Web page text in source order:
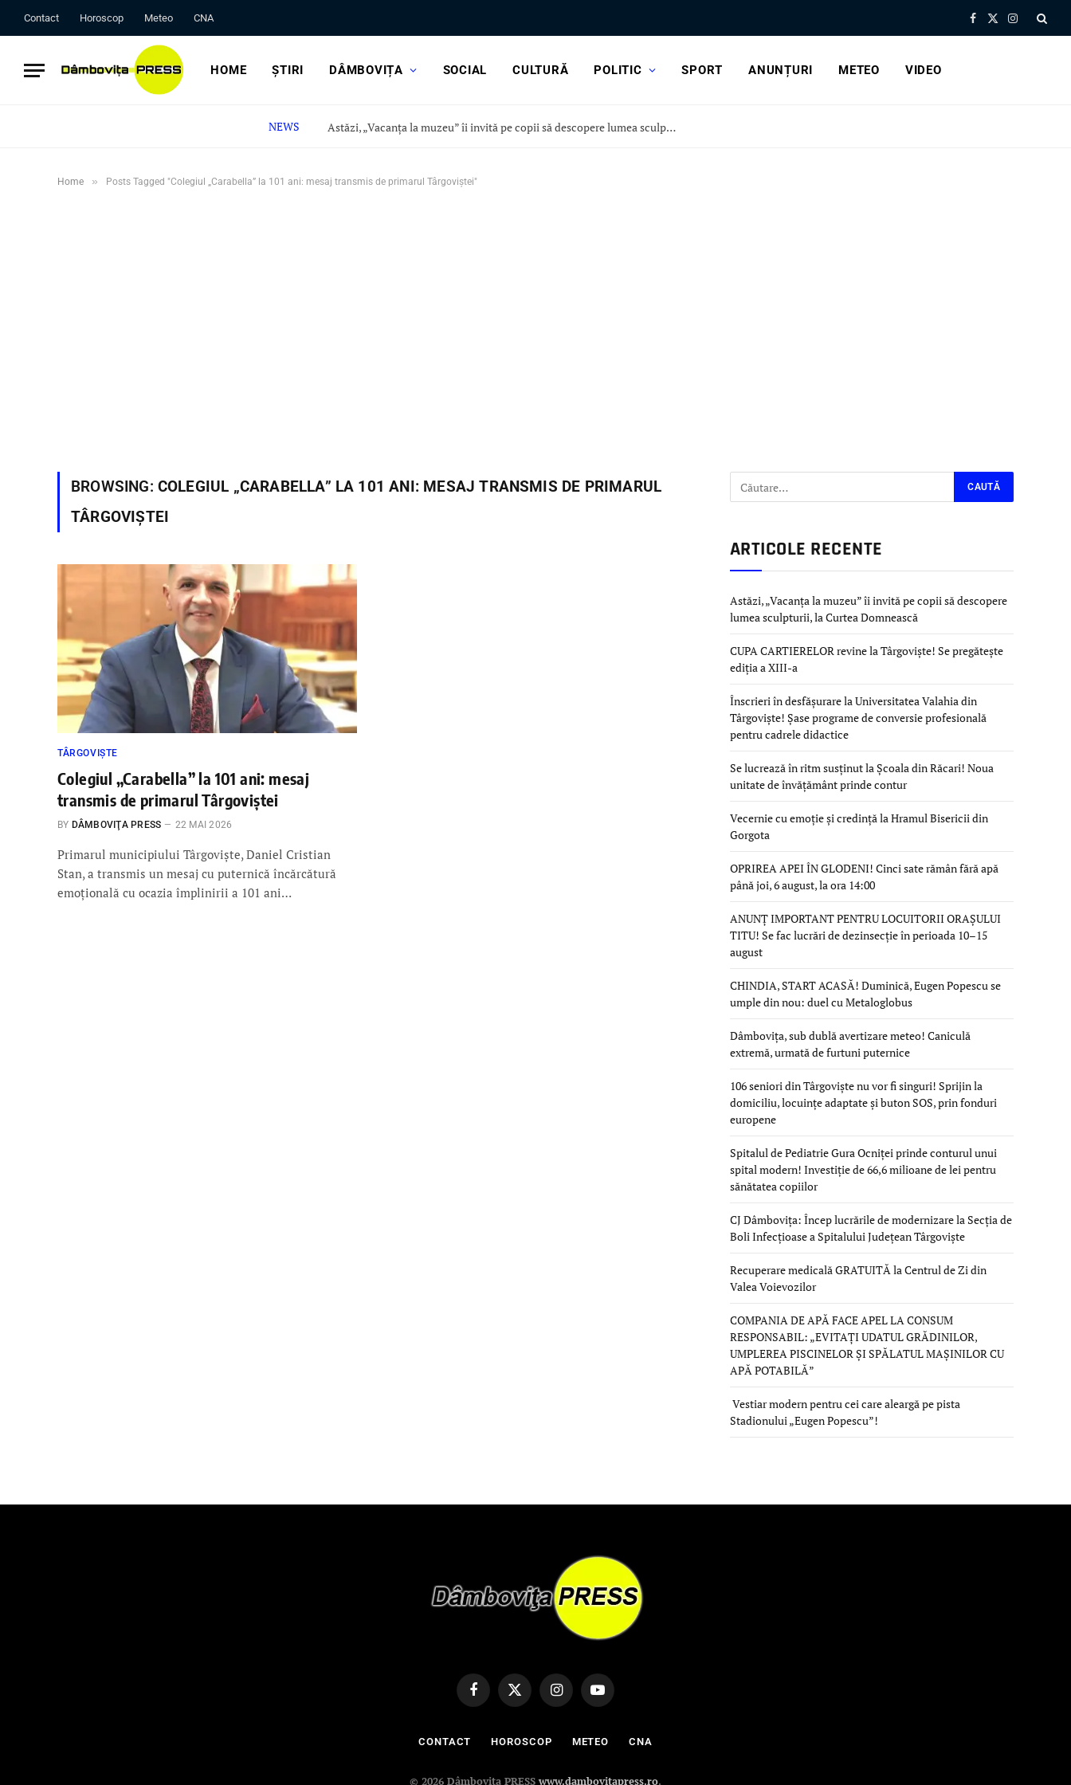
Contact Horoscop Meteo CNA Facebook
X
Instagram
HOME ȘTIRI DÂMBOVIȚA SOCIAL CULTURĂ POLITIC SPORT ANUNȚURI METEO VIDEO
NEWS Astăzi, „Vacanța la muzeu” îi invită pe copii să descopere lumea sculpturii, la Curtea Domnească
Home » Posts Tagged "Colegiul „Carabella” la 101 ani: mesaj transmis de primarul Târgoviștei"
BROWSING: COLEGIUL „CARABELLA” LA 101 ANI: MESAJ TRANSMIS DE PRIMARUL
TÂRGOVIȘTEI
TÂRGOVIȘTE
Colegiul „Carabella” la 101 ani: mesaj
transmis de primarul Târgoviștei
BY DÂMBOVIŢA PRESS 22 MAI 2026
Primarul municipiului Târgoviște, Daniel Cristian
Stan, a transmis un mesaj cu puternică încărcătură
emoțională cu ocazia împlinirii a 101 ani…
ARTICOLE RECENTE
Astăzi, „Vacanța la muzeu” îi invită pe copii să descopere
lumea sculpturii, la Curtea Domnească
CUPA CARTIERELOR revine la Târgoviște! Se pregătește
ediția a XIII-a
Înscrieri în desfășurare la Universitatea Valahia din
Târgoviște! Șase programe de conversie profesională
pentru cadrele didactice
Se lucrează în ritm susținut la Școala din Răcari! Noua
unitate de învățământ prinde contur
Vecernie cu emoție și credință la Hramul Bisericii din
Gorgota
OPRIREA APEI ÎN GLODENI! Cinci sate rămân fără apă
până joi, 6 august, la ora 14:00
ANUNȚ IMPORTANT PENTRU LOCUITORII ORAȘULUI
TITU! Se fac lucrări de dezinsecție în perioada 10–15
august
CHINDIA, START ACASĂ! Duminică, Eugen Popescu se
umple din nou: duel cu Metaloglobus
Dâmbovița, sub dublă avertizare meteo! Caniculă
extremă, urmată de furtuni puternice
106 seniori din Târgoviște nu vor fi singuri! Sprijin la
domiciliu, locuințe adaptate și buton SOS, prin fonduri
europene
Spitalul de Pediatrie Gura Ocniței prinde conturul unui
spital modern! Investiție de 66,6 milioane de lei pentru
sănătatea copiilor
CJ Dâmbovița: Încep lucrările de modernizare la Secția de
Boli Infecțioase a Spitalului Județean Târgoviște
Recuperare medicală GRATUITĂ la Centrul de Zi din
Valea Voievozilor
COMPANIA DE APĂ FACE APEL LA CONSUM
RESPONSABIL: „EVITAȚI UDATUL GRĂDINILOR,
UMPLEREA PISCINELOR ȘI SPĂLATUL MAȘINILOR CU
APĂ POTABILĂ”
Vestiar modern pentru cei care aleargă pe pista
Stadionului „Eugen Popescu”!
FacebookX
(Twitter)
InstagramYouTube
CONTACT HOROSCOP METEO CNA
© 2026 Dâmbovița PRESSwww.dambovitapress.ro.